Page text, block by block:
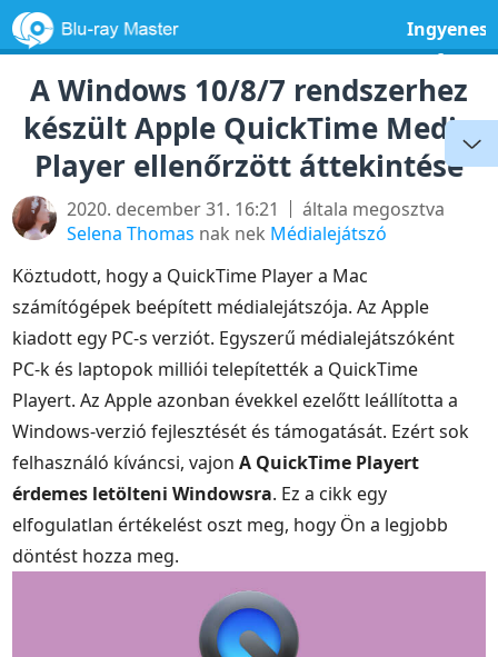
Ingyenes
szoftver
A Windows 10/8/7 rendszerhez
készült Apple QuickTime Media
Player ellenőrzött áttekintése
2020. december 31. 16:21
általa megosztva
Selena Thomas nak nek Médialejátszó
Köztudott, hogy a QuickTime Player a Mac
számítógépek beépített médialejátszója. Az Apple
kiadott egy PC-s verziót. Egyszerű médialejátszóként
PC-k és laptopok milliói telepítették a QuickTime
Playert. Az Apple azonban évekkel ezelőtt leállította a
Windows-verzió fejlesztését és támogatását. Ezért sok
felhasználó kíváncsi, vajonA QuickTime Playert
érdemes letölteni Windowsra. Ez a cikk egy
elfogulatlan értékelést oszt meg, hogy Ön a legjobb
döntést hozza meg.